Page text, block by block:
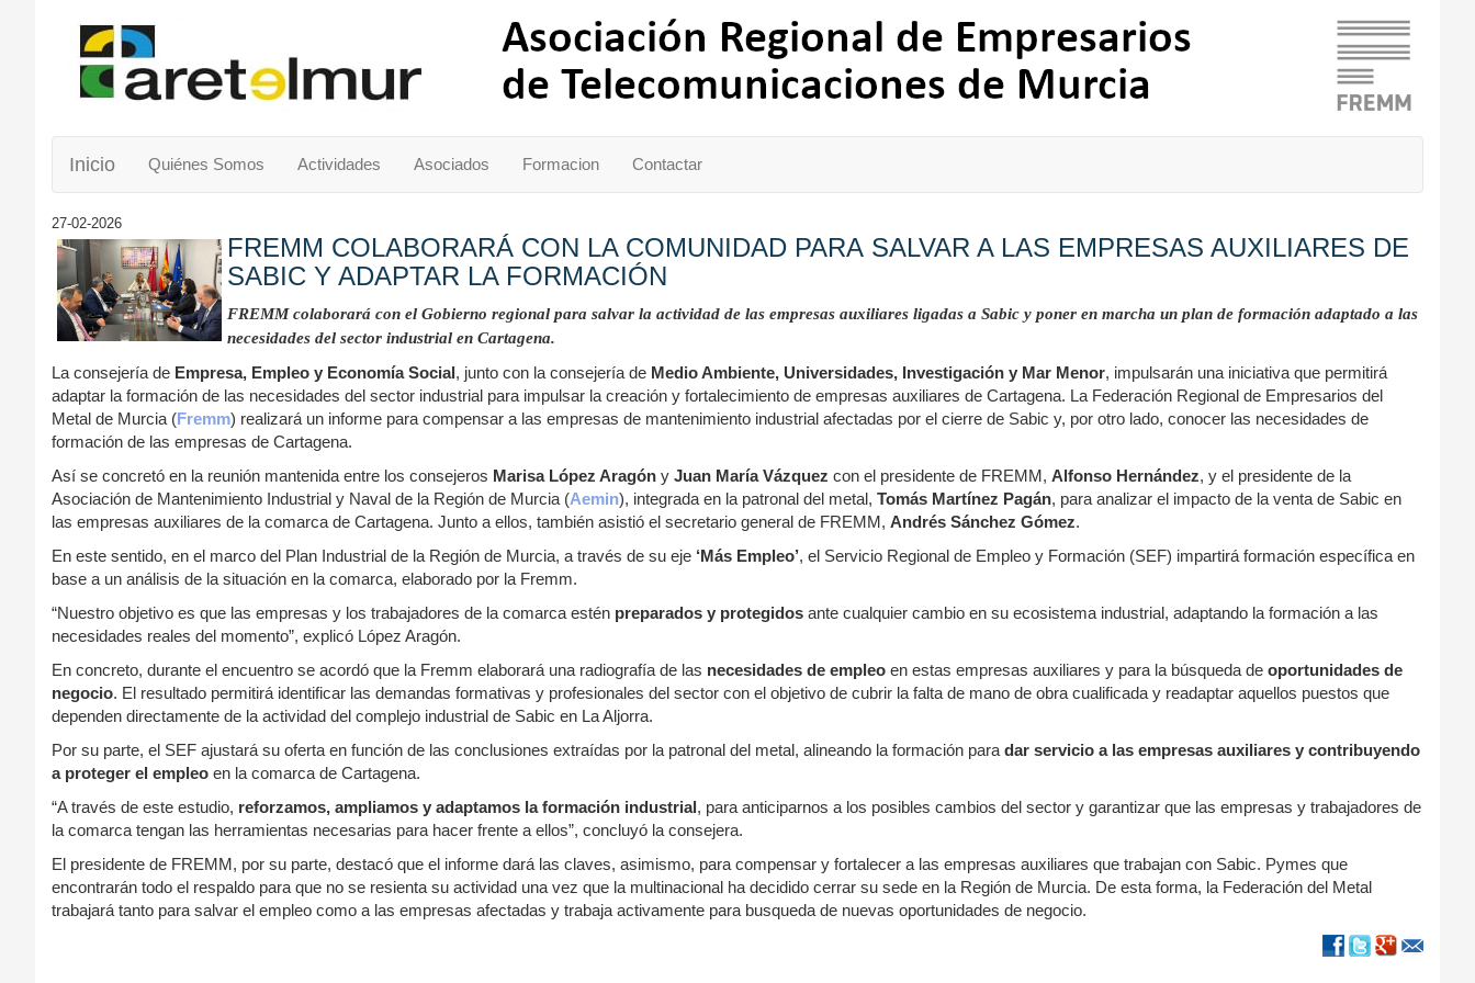
Inicio Quiénes Somos Actividades Asociados Formacion Contactar
27-02-2026
FREMM COLABORARÁ CON LA COMUNIDAD PARA SALVAR A LAS EMPRESAS AUXILIARES DE
SABIC Y ADAPTAR LA FORMACIÓN
FREMM colaborará con el Gobierno regional para salvar la actividad de las empresas auxiliares ligadas a Sabic y poner en marcha un plan de formación adaptado a las
necesidades del sector industrial en Cartagena.
La consejería de Empresa, Empleo y Economía Social, junto con la consejería de Medio Ambiente, Universidades, Investigación y Mar Menor, impulsarán una iniciativa que permitirá
adaptar la formación de las necesidades del sector industrial para impulsar la creación y fortalecimiento de empresas auxiliares de Cartagena. La Federación Regional de Empresarios del
Metal de Murcia (Fremm) realizará un informe para compensar a las empresas de mantenimiento industrial afectadas por el cierre de Sabic y, por otro lado, conocer las necesidades de
formación de las empresas de Cartagena.
Así se concretó en la reunión mantenida entre los consejeros Marisa López Aragón y Juan María Vázquez con el presidente de FREMM, Alfonso Hernández, y el presidente de la
Asociación de Mantenimiento Industrial y Naval de la Región de Murcia (Aemin), integrada en la patronal del metal, Tomás Martínez Pagán, para analizar el impacto de la venta de Sabic en
las empresas auxiliares de la comarca de Cartagena. Junto a ellos, también asistió el secretario general de FREMM, Andrés Sánchez Gómez.
En este sentido, en el marco del Plan Industrial de la Región de Murcia, a través de su eje ‘Más Empleo’, el Servicio Regional de Empleo y Formación (SEF) impartirá formación específica en
base a un análisis de la situación en la comarca, elaborado por la Fremm.
“Nuestro objetivo es que las empresas y los trabajadores de la comarca estén preparados y protegidos ante cualquier cambio en su ecosistema industrial, adaptando la formación a las
necesidades reales del momento”, explicó López Aragón.
En concreto, durante el encuentro se acordó que la Fremm elaborará una radiografía de las necesidades de empleo en estas empresas auxiliares y para la búsqueda de oportunidades de
negocio. El resultado permitirá identificar las demandas formativas y profesionales del sector con el objetivo de cubrir la falta de mano de obra cualificada y readaptar aquellos puestos que
dependen directamente de la actividad del complejo industrial de Sabic en La Aljorra.
Por su parte, el SEF ajustará su oferta en función de las conclusiones extraídas por la patronal del metal, alineando la formación para dar servicio a las empresas auxiliares y contribuyendo
a proteger el empleo en la comarca de Cartagena.
“A través de este estudio, reforzamos, ampliamos y adaptamos la formación industrial, para anticiparnos a los posibles cambios del sector y garantizar que las empresas y trabajadores de
la comarca tengan las herramientas necesarias para hacer frente a ellos”, concluyó la consejera.
El presidente de FREMM, por su parte, destacó que el informe dará las claves, asimismo, para compensar y fortalecer a las empresas auxiliares que trabajan con Sabic. Pymes que
encontrarán todo el respaldo para que no se resienta su actividad una vez que la multinacional ha decidido cerrar su sede en la Región de Murcia. De esta forma, la Federación del Metal
trabajará tanto para salvar el empleo como a las empresas afectadas y trabaja activamente para busqueda de nuevas oportunidades de negocio.